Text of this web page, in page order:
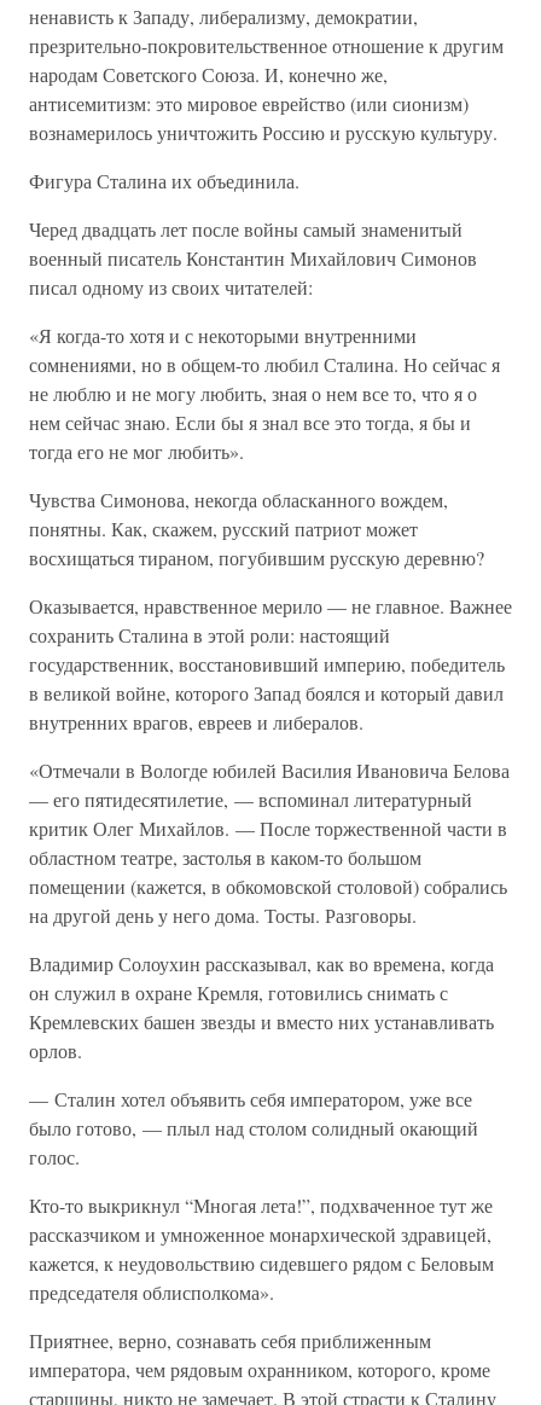
ненависть к Западу, либерализму, демократии,
презрительно-покровительственное отношение к другим
народам Советского Союза. И, конечно же,
антисемитизм: это мировое еврейство (или сионизм)
вознамерилось уничтожить Россию и русскую культуру.
Фигура Сталина их объединила.
Черед двадцать лет после войны самый знаменитый
военный писатель Константин Михайлович Симонов
писал одному из своих читателей:
«Я когда-то хотя и с некоторыми внутренними
сомнениями, но в общем-то любил Сталина. Но сейчас я
не люблю и не могу любить, зная о нем все то, что я о
нем сейчас знаю. Если бы я знал все это тогда, я бы и
тогда его не мог любить».
Чувства Симонова, некогда обласканного вождем,
понятны. Как, скажем, русский патриот может
восхищаться тираном, погубившим русскую деревню?
Оказывается, нравственное мерило — не главное. Важнее
сохранить Сталина в этой роли: настоящий
государственник, восстановивший империю, победитель
в великой войне, которого Запад боялся и который давил
внутренних врагов, евреев и либералов.
«Отмечали в Вологде юбилей Василия Ивановича Белова
— его пятидесятилетие, — вспоминал литературный
критик Олег Михайлов. — После торжественной части в
областном театре, застолья в каком-то большом
помещении (кажется, в обкомовской столовой) собрались
на другой день у него дома. Тосты. Разговоры.
Владимир Солоухин рассказывал, как во времена, когда
он служил в охране Кремля, готовились снимать с
Кремлевских башен звезды и вместо них устанавливать
орлов.
— Сталин хотел объявить себя императором, уже все
было готово, — плыл над столом солидный окающий
голос.
Кто-то выкрикнул “Многая лета!”, подхваченное тут же
рассказчиком и умноженное монархической здравицей,
кажется, к неудовольствию сидевшего рядом с Беловым
председателя облисполкома».
Приятнее, верно, сознавать себя приближенным
императора, чем рядовым охранником, которого, кроме
старшины, никто не замечает. В этой страсти к Сталину